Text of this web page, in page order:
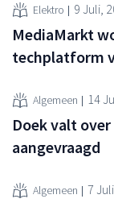
Elektro 9 Juli,
MediaMarkt
techplatform
Algemeen 14
Doek valt
aangevraagd
Algemeen 7